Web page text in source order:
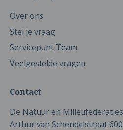
Over ons
Stel je vraag
Servicepunt Team
Veelgestelde vragen
Contact
De Natuur en Milieufederaties
Arthur van Schendelstraat 600